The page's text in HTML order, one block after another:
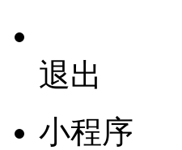
退出
小程序